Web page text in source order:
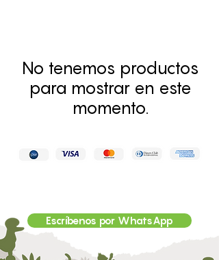
No tenemos productos
para mostrar en este
momento.
Escríbenos por WhatsApp